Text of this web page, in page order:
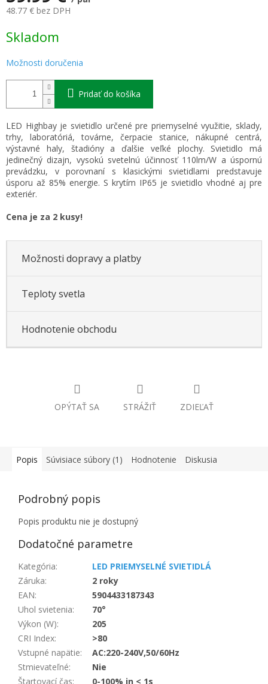
48.77 € bez DPH
cena:
Skladom
Možnosti doručenia
Pridať do košíka
LED Highbay je svietidlo určené pre priemyselné využitie, sklady,
trhy, laboratóriá, továrne, čerpacie stanice, nákupné centrá,
výstavné haly, štadióny a ďalšie veľké plochy. Svietidlo má
jedinečný dizajn, vysokú svetelnú účinnosť 110lm/W a úspornú
prevádzku, v porovnaní s klasickými svietidlami predstavuje
úsporu až 85% energie. S krytím IP65 je svietidlo vhodné aj pre
exteriér.
Cena je za 2 kusy!
Možnosti dopravy a platby
Teploty svetla
Hodnotenie obchodu
OPÝTAŤ SA STRÁŽIŤ ZDIEĽAŤ
Popis Súvisiace súbory (1) Hodnotenie Diskusia
Podrobný popis
Popis produktu nie je dostupný
Dodatočné parametre
Kategória:
LED PRIEMYSELNÉ SVIETIDLÁ
Záruka:
2 roky
EAN:
5904433187343
Uhol svietenia:
70°
Výkon (W):
205
CRI Index:
>80
Vstupné napätie:
AC:220-240V,50/60Hz
Stmievateľné:
Nie
Štartovací čas:
0-100% in < 1s